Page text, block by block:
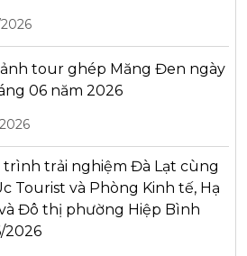
tour ghép Măng Đen ngày
06 năm 2026
trình trải nghiệm Đà Lạt cùng
Tourist và Phòng Kinh tế, Hạ
Đô thị phường Hiệp Bình
2026